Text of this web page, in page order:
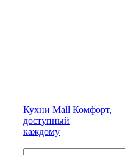
Кухни Mall Комфорт,
доступный
каждому